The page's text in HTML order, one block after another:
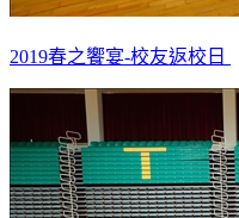
2019春之饗宴-校友返校日